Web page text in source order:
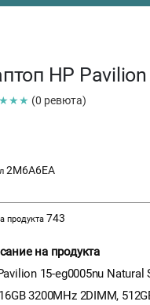
HP
(0 ревюта)
2M6A6EA
продукта 743
на продукта
15-eg0005nu Natural
3200MHz 2DIMM,